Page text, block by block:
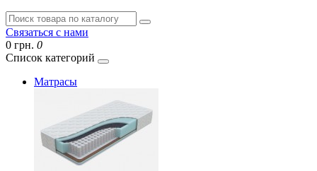
Связаться с нами
0 грн. 0
Список категорий
Матрасы